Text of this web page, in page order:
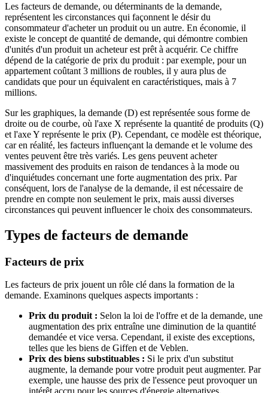
Les facteurs de demande, ou déterminants de la demande,
représentent les circonstances qui façonnent le désir du
consommateur d'acheter un produit ou un autre. En économie, il
existe le concept de quantité de demande, qui démontre combien
d'unités d'un produit un acheteur est prêt à acquérir. Ce chiffre
dépend de la catégorie de prix du produit : par exemple, pour un
appartement coûtant 3 millions de roubles, il y aura plus de
candidats que pour un équivalent en caractéristiques, mais à 7
millions.
Sur les graphiques, la demande (D) est représentée sous forme de
droite ou de courbe, où l'axe X représente la quantité de produits (Q)
et l'axe Y représente le prix (P). Cependant, ce modèle est théorique,
car en réalité, les facteurs influençant la demande et le volume des
ventes peuvent être très variés. Les gens peuvent acheter
massivement des produits en raison de tendances à la mode ou
d'inquiétudes concernant une forte augmentation des prix. Par
conséquent, lors de l'analyse de la demande, il est nécessaire de
prendre en compte non seulement le prix, mais aussi diverses
circonstances qui peuvent influencer le choix des consommateurs.
Types de facteurs de demande
Facteurs de prix
Les facteurs de prix jouent un rôle clé dans la formation de la
demande. Examinons quelques aspects importants :
Prix du produit : Selon la loi de l'offre et de la demande, une
augmentation des prix entraîne une diminution de la quantité
demandée et vice versa. Cependant, il existe des exceptions,
telles que les biens de Giffen et de Veblen.
Prix des biens substituables : Si le prix d'un substitut
augmente, la demande pour votre produit peut augmenter. Par
exemple, une hausse des prix de l'essence peut provoquer un